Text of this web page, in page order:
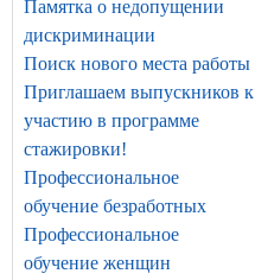
Памятка о недопущении
дискриминации
Поиск нового места работы
Приглашаем выпускников к
участию в программе
стажировки!
Профессиональное
обучение безработных
Профессиональное
обучение женщин